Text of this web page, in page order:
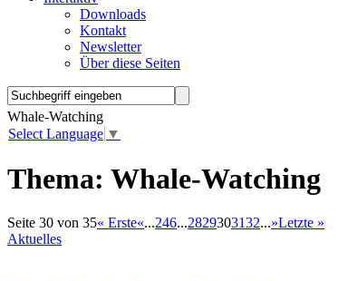
Downloads
Kontakt
Newsletter
Über diese Seiten
Whale-Watching
Select Language ▼
Thema: Whale-Watching
Seite 30 von 35« Erste«...246...2829303132...»Letzte »
Aktuelles